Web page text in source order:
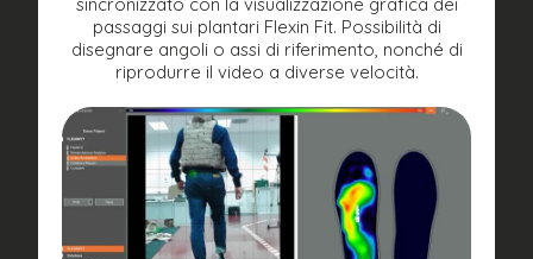
passaggi sui plantari Flexin Fit. Possibilità di
disegnare angoli o assi di riferimento, nonché di
riprodurre il video a diverse velocità.